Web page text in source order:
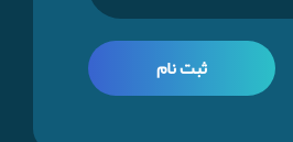
ثبت نام